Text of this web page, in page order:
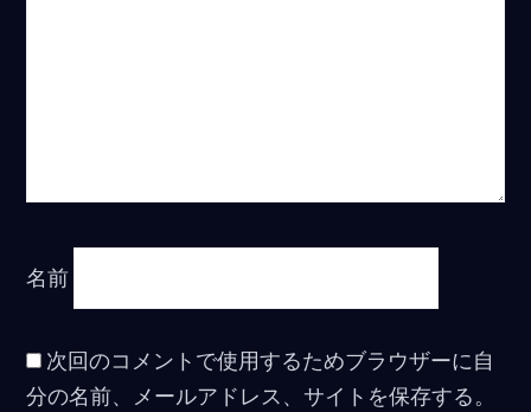
名前
次回のコメントで使用するためブラウザーに自
分の名前、メールアドレス、サイトを保存する。